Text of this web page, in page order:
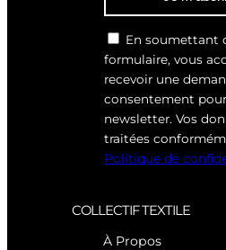
En soumettant
formulaire, vous
recevoir une
consentement
newsletter. Vos
traitées
Politique de
COLLECTIF TEXTILE
À Propos